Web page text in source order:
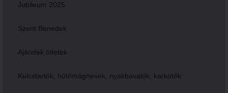
Jubileum 2025
Szent Benedek
Ajándék ötletek
Kulcstartók, hűtőmágnesek, nyakbavalók, karkötők